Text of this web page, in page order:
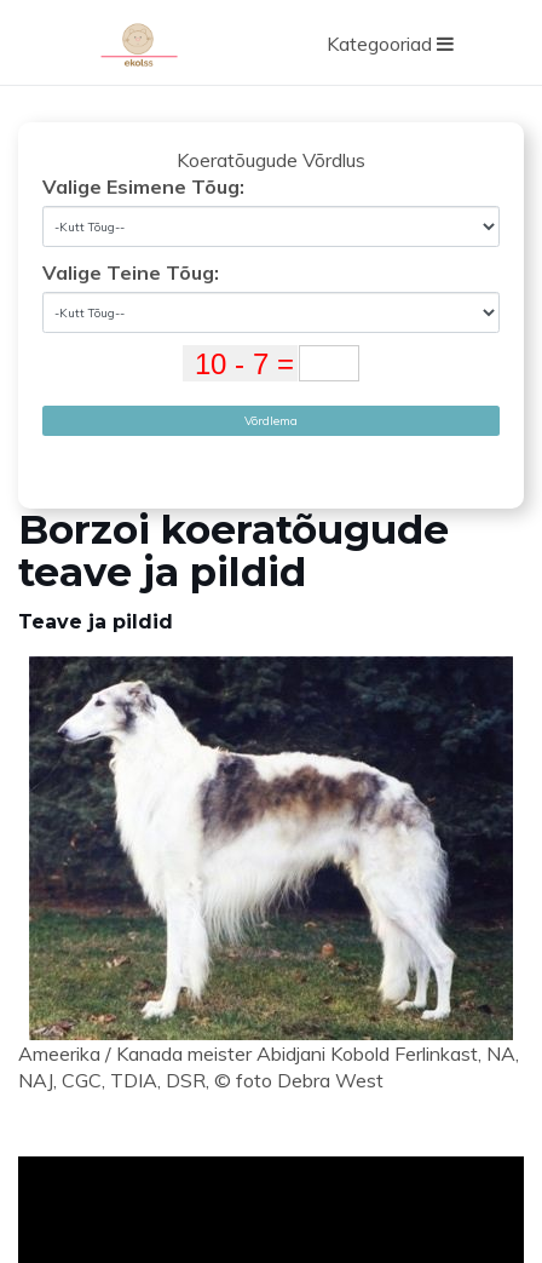
Kategooriad
Koeratõugude Võrdlus
Valige Esimene Tõug:
Valige Teine ​​Tõug:
Võrdlema
Borzoi koeratõugude
teave ja pildid
Teave ja pildid
Ameerika / Kanada meister Abidjani Kobold Ferlinkast, NA,
NAJ, CGC, TDIA, DSR, © foto Debra West